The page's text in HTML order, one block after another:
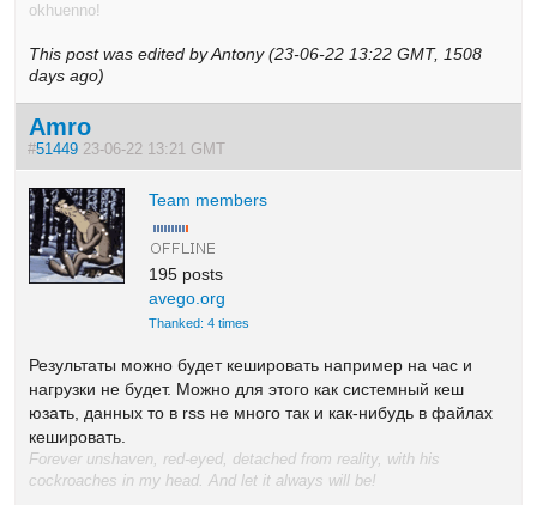
okhuenno!
This post was edited by Antony (23-06-22 13:22 GMT, 1508
days ago)
Amro
#51449 23-06-22 13:21 GMT
Team members
195 posts
avego.org
Thanked: 4 times
Результаты можно будет кешировать например на час и
нагрузки не будет. Можно для этого как системный кеш
юзать, данных то в rss не много так и как-нибудь в файлах
кешировать.
Forever unshaven, red-eyed, detached from reality, with his
cockroaches in my head. And let it always will be!